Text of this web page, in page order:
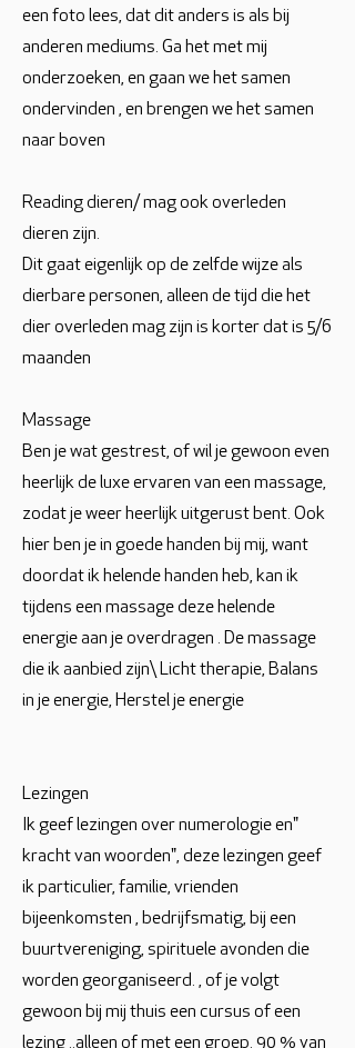
een foto lees, dat dit anders is als bij
anderen mediums. Ga het met mij
onderzoeken, en gaan we het samen
ondervinden , en brengen we het samen
naar boven
Reading dieren/ mag ook overleden
dieren zijn.
Dit gaat eigenlijk op de zelfde wijze als
dierbare personen, alleen de tijd die het
dier overleden mag zijn is korter dat is 5/6
maanden
Massage
Ben je wat gestrest, of wil je gewoon even
heerlijk de luxe ervaren van een massage,
zodat je weer heerlijk uitgerust bent. Ook
hier ben je in goede handen bij mij, want
doordat ik helende handen heb, kan ik
tijdens een massage deze helende
energie aan je overdragen . De massage
die ik aanbied zijn\ Licht therapie, Balans
in je energie, Herstel je energie
Lezingen
Ik geef lezingen over numerologie en"
kracht van woorden", deze lezingen geef
ik particulier, familie, vrienden
bijeenkomsten , bedrijfsmatig, bij een
buurtvereniging, spirituele avonden die
worden georganiseerd. , of je volgt
gewoon bij mij thuis een cursus of een
lezing ..alleen of met een groep. 90 % van